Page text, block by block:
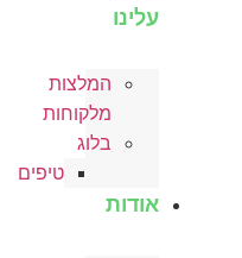
עלינו
המלצות
מלקוחות
בלוג
טיפים
אודות